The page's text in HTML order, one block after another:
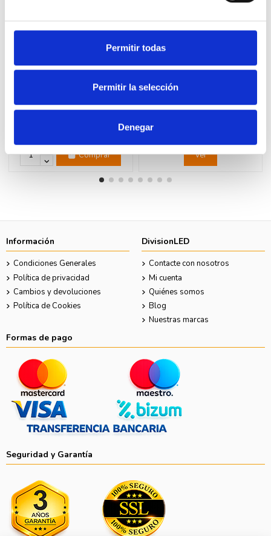
Permitir todas
Permitir la selección
Denegar
LEGRAND 080251 Soporte 2
Comprar
LEGRAND 080266 Soporte
central 2x6-8 módulo LEGRAND
Ver
Información
Condiciones Generales
Política de privacidad
Cambios y devoluciones
Política de Cookies
DivisionLED
Contacte con nosotros
Mi cuenta
Quiénes somos
Blog
Nuestras marcas
Formas de pago
Seguridad y Garantía